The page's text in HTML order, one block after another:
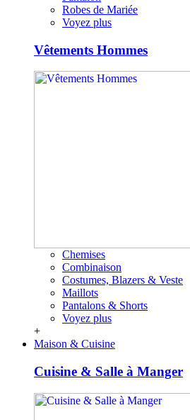
Robes de Mariée
Voyez plus
Vêtements Hommes
Chemises
Combinaison
Costumes, Blazers & Veste
Maillots
Pantalons & Shorts
Voyez plus
+
Maison & Cuisine
Cuisine & Salle à Manger